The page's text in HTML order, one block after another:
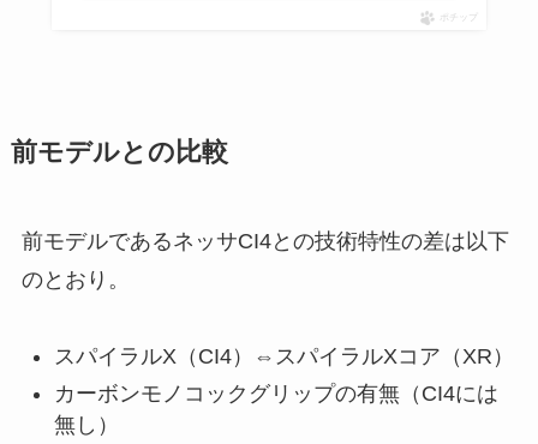
ポチップ
前モデルとの比較
前モデルであるネッサCI4との技術特性の差は以下
のとおり。
スパイラルX（CI4）⇔スパイラルXコア（XR）
カーボンモノコックグリップの有無（CI4には
無し）